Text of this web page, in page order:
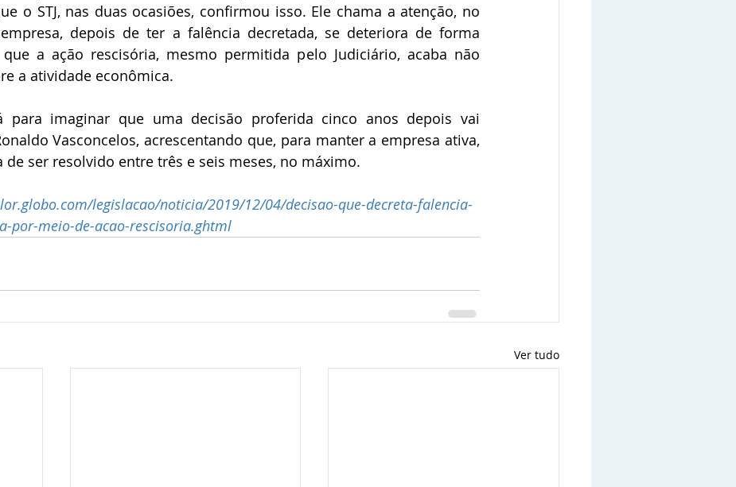
o STJ, nas duas ocasiões, confirmou isso. Ele chama a atenção, no
depois de ter a falência decretada, se deteriora de forma
a ação rescisória, mesmo permitida pelo Judiciário, acaba não
a atividade econômica.
para imaginar que uma decisão proferida cinco anos depois vai
Vasconcelos, acrescentando que, para manter a empresa ativa,
ser resolvido entre três e seis meses, no máximo.
legislacao/noticia/2019/12/04/decisao-que-decreta-falencia-
por-meio-de-acao-rescisoria.ghtml
Ver tudo